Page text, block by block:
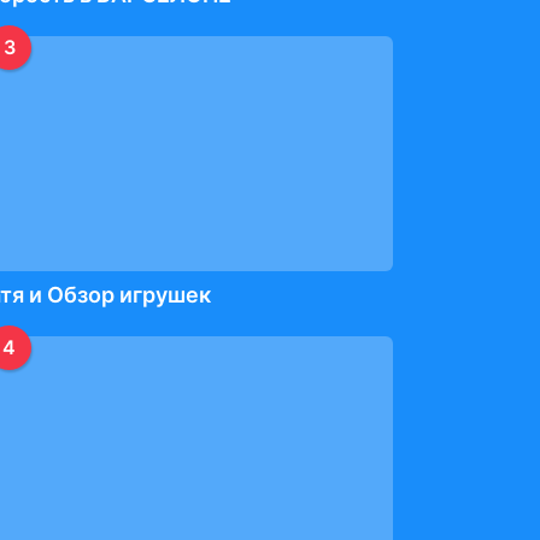
3
и Обзор игрушек
4